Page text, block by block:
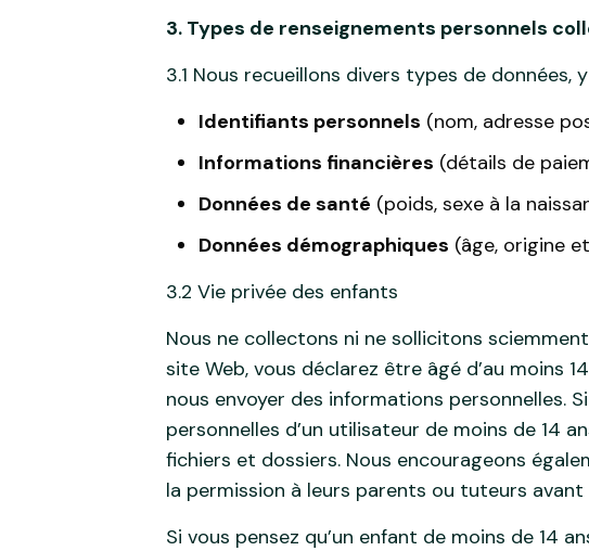
3. Types de renseignements personnels
3.1 Nous recueillons divers types de données,
Identifiants personnels (nom, adresse
Informations financières (détails de
Données de santé (poids, sexe à la
Données démographiques (âge, origine
3.2 Vie privée des enfants
Nous ne collectons ni ne sollicitons
site Web, vous déclarez être âgé d’au moins
nous envoyer des informations personnelles.
personnelles d’un utilisateur de moins de 14
fichiers et dossiers. Nous encourageons
la permission à leurs parents ou tuteurs
Si vous pensez qu’un enfant de moins de 14